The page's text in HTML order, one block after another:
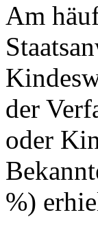
Am
der
oder
%)